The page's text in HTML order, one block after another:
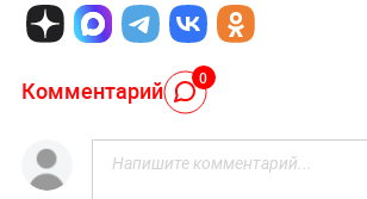
Комментарий 0